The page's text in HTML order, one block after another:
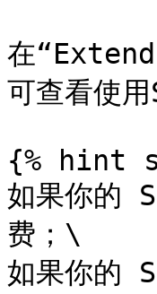
在
可查看使
{% hint
如果你的
费；\
如果你的